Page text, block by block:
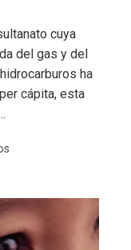
cuya
del gas y del
ha
cápita, esta